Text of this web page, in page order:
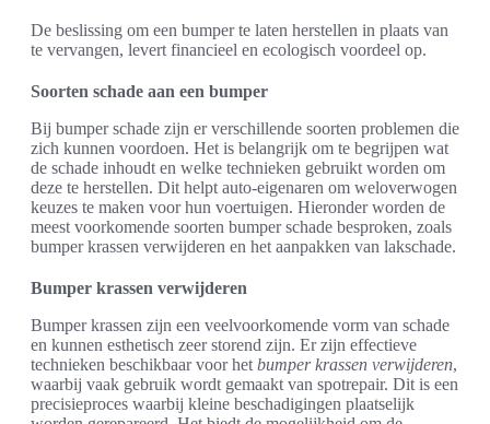
De beslissing om een bumper te laten herstellen in plaats van
te vervangen, levert financieel en ecologisch voordeel op.
Soorten schade aan een bumper
Bij bumper schade zijn er verschillende soorten problemen die
zich kunnen voordoen. Het is belangrijk om te begrijpen wat
de schade inhoudt en welke technieken gebruikt worden om
deze te herstellen. Dit helpt auto-eigenaren om weloverwogen
keuzes te maken voor hun voertuigen. Hieronder worden de
meest voorkomende soorten bumper schade besproken, zoals
bumper krassen verwijderen en het aanpakken van lakschade.
Bumper krassen verwijderen
Bumper krassen zijn een veelvoorkomende vorm van schade
en kunnen esthetisch zeer storend zijn. Er zijn effectieve
technieken beschikbaar voor het bumper krassen verwijderen,
waarbij vaak gebruik wordt gemaakt van spotrepair. Dit is een
precisieproces waarbij kleine beschadigingen plaatselijk